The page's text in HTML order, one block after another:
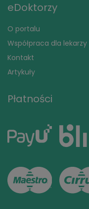
eDoktorzy
O portalu
Współpraca dla lekarzy
Kontakt
Artykuły
Płatności